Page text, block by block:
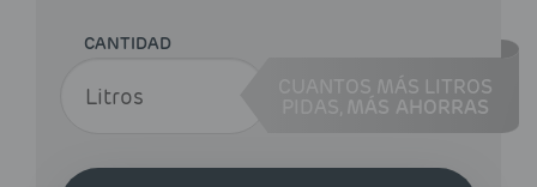
CANTIDAD
CUANTOS MÁS LITROS
MÁS AHORRAS